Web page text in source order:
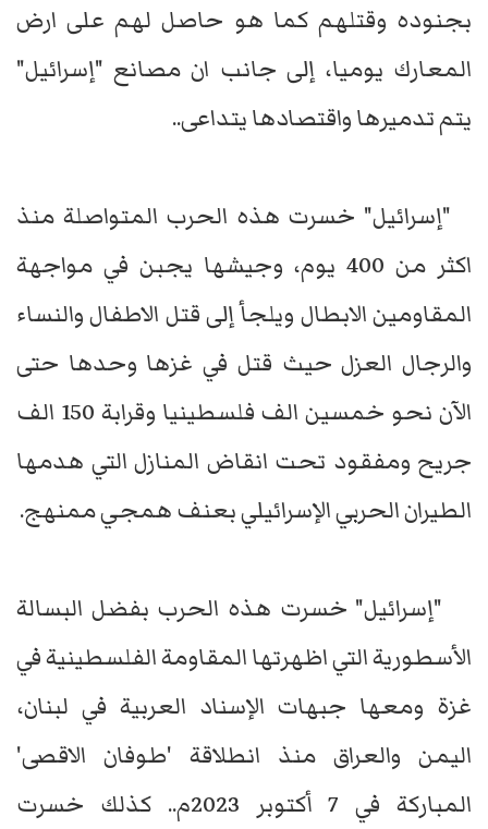
بجنوده وقتلهم كما هو حاصل لهم على ارض
المعارك يوميا، إلى جانب ان مصانع "إسرائيل"
يتم تدميرها واقتصادها يتداعى..
"إسرائيل" خسرت هذه الحرب المتواصلة منذ
اكثر من 400 يوم، وجيشها يجبن في مواجهة
المقاومين الابطال ويلجأ إلى قتل الاطفال والنساء
والرجال العزل حيث قتل في غزها وحدها حتى
الآن نحو خمسين الف فلسطينيا وقرابة 150 الف
جريح ومفقود تحت انقاض المنازل التي هدمها
الطيران الحربي الإسرائيلي بعنف همجي ممنهج.
"إسرائيل" خسرت هذه الحرب بفضل البسالة
الأسطورية التي اظهرتها المقاومة الفلسطينية في
غزة ومعها جبهات الإسناد العربية في لبنان،
اليمن والعراق منذ انطلاقة 'طوفان الاقصى'
المباركة في 7 أكتوبر 2023م.. كذلك خسرت